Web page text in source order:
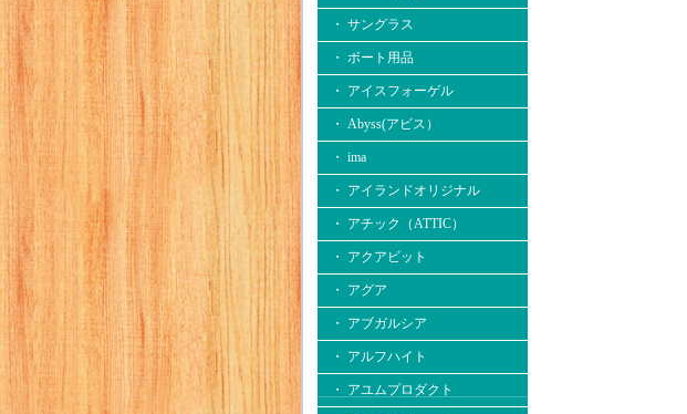
・ サングラス
・ ボート用品
・ アイスフォーゲル
・ Abyss(アビス）
・ ima
・ アイランドオリジナル
・ アチック（ATTIC）
・ アクアビット
・ アグア
・ アブガルシア
・ アルフハイト
・ アユムプロダクト